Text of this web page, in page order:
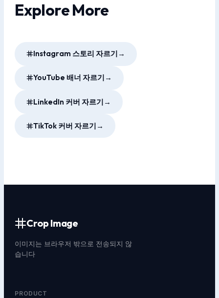
Explore More
Instagram 스토리 자르기 →
YouTube 배너 자르기 →
LinkedIn 커버 자르기 →
TikTok 커버 자르기 →
Crop Image
이미지는 브라우저 밖으로 전송되지 않
습니다
PRODUCT